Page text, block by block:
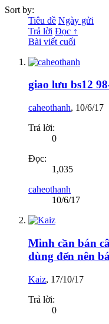
Sort by:
Tiêu đề Ngày gửi
Trả lời Đọc ↑
Bài viết cuối
giao lưu bs12
caheothanh, 10/6/17
Trả lời:
0
Đọc:
1,035
caheothanh
10/6/17
Mình cần bán
dùng đến nên
Kaiz, 17/10/17
Trả lời:
0